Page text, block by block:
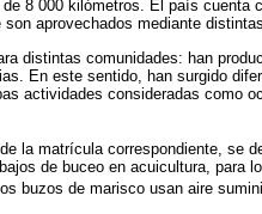
8 000 kilómetros. El país cuenta
aprovechados mediante
distintas comunidades: han
En este sentido, han surgido
actividades consideradas como
la matrícula correspondiente, se
de buceo en acuicultura, para
buzos de marisco usan aire